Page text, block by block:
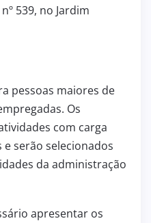
539, no Jardim
pessoas maiores de
Os
com carga
serão selecionados
da administração
apresentar os